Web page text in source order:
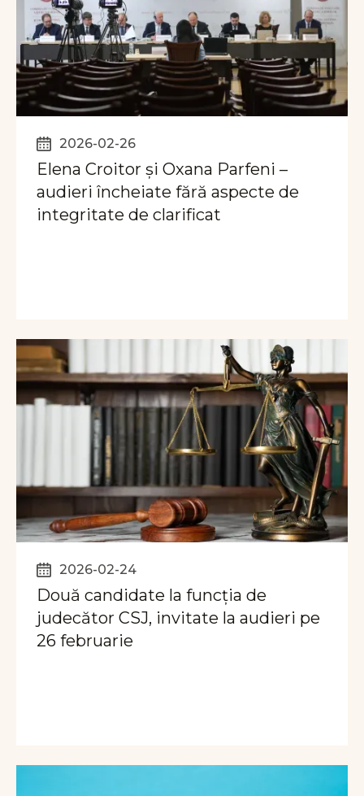
2026-02-26
Elena Croitor și Oxana Parfeni –
audieri încheiate fără aspecte de
integritate de clarificat
2026-02-24
Două candidate la funcția de
judecător CSJ, invitate la audieri pe
26 februarie